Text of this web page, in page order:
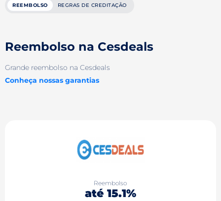
REEMBOLSO REGRAS DE CREDITAÇÃO
Reembolso na Cesdeals
Grande reembolso na Cesdeals
Conheça nossas garantias
Reembolso
até 15.1%